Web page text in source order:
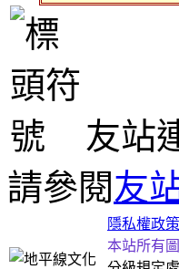
友站
請參閱友
隱私權政策
本站所有